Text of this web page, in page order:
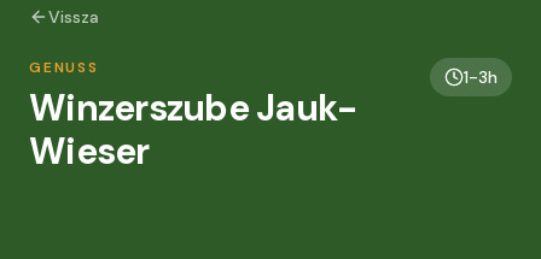
Vissza
GENUSS
Winzerszube Jauk-
Wieser
1-3h